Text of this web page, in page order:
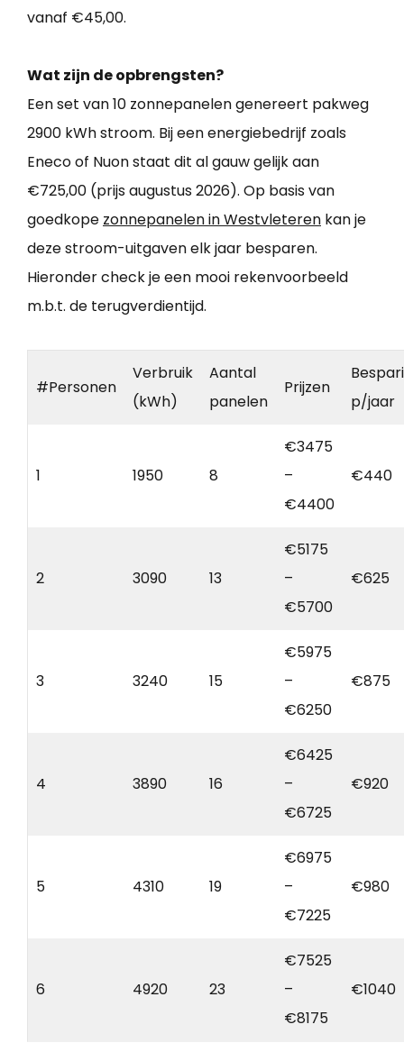
vanaf €45,00.
Wat zijn de opbrengsten?
Een set van 10 zonnepanelen genereert pakweg
2900 kWh stroom. Bij een energiebedrijf zoals
Eneco of Nuon staat dit al gauw gelijk aan
€725,00 (prijs augustus 2026). Op basis van
goedkope zonnepanelen in Westvleteren kan je
deze stroom-uitgaven elk jaar besparen.
Hieronder check je een mooi rekenvoorbeeld
m.b.t. de terugverdientijd.
#Personen
Verbruik
(kWh)
Aantal
panelen
Prijzen
p/jaar
1 1950 8
€3475
–
€4400
€440
2 3090 13
€5175
–
€5700
€625
3 3240 15
€5975
–
€6250
€875
4 3890 16
€6425
–
€6725
€920
5 4310 19
€6975
–
€7225
€980
6 4920 23
€7525
–
€8175
€1040